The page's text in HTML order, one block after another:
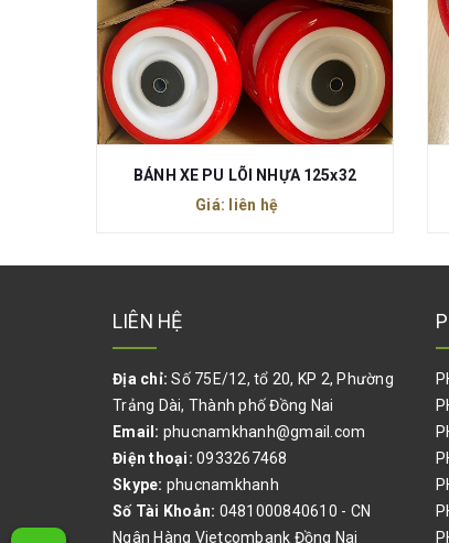
BÁNH XE PU GANG 250x70
Giá: liên hệ
LIÊN HỆ
Địa chỉ: Số 75E/12, tổ 20, KP 2, Phường
Trảng Dài, Thành phố Đồng Nai
Email: phucnamkhanh@gmail.com
Điện thoại: 0933267468
Skype: phucnamkhanh
Số Tài Khoản: 0481000840610 - CN
Ngân Hàng Vietcombank Đồng Nai